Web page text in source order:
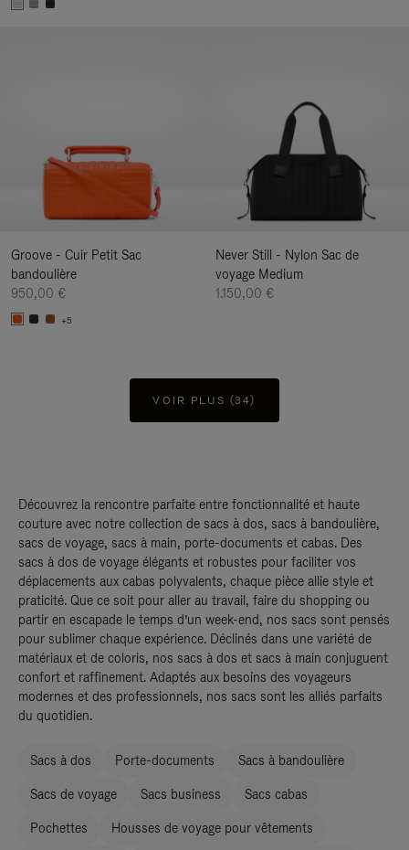
Groove - Cuir Petit Sac
bandoulière
950,00 €
+5
Never Still - Nylon Sac de
voyage Medium
1.150,00 €
VOIR PLUS (34)
Découvrez la rencontre parfaite entre fonctionnalité et haute
couture avec notre collection de sacs à dos, sacs à bandoulière,
sacs de voyage, sacs à main, porte-documents et cabas. Des
sacs à dos de voyage élégants et robustes pour faciliter vos
déplacements aux cabas polyvalents, chaque pièce allie style et
praticité. Que ce soit pour aller au travail, faire du shopping ou
partir en escapade le temps d’un week-end, nos sacs sont pensés
pour sublimer chaque expérience. Déclinés dans une variété de
matériaux et de coloris, nos sacs à dos et sacs à main conjuguent
confort et raffinement. Adaptés aux besoins des voyageurs
modernes et des professionnels, nos sacs sont les alliés parfaits
du quotidien.
Sacs à dos Porte-documents Sacs à bandoulière
Sacs de voyage Sacs business Sacs cabas
Pochettes Housses de voyage pour vêtements